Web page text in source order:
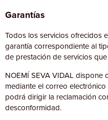
Garantías
Todos los servicios ofrecidos
garantía correspondiente al
de prestación de servicios
NOEMÍ SEVA VIDAL dispone
mediante el correo
podrá dirigir la reclamación
desconformidad.